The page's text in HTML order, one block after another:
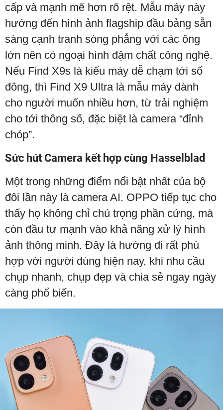
cấp và mạnh mẽ hơn rõ rệt. Mẫu máy này
hướng đến hình ảnh flagship đầu bảng sẵn
sàng cạnh tranh sòng phẳng với các ông
lớn nên có ngoại hình đậm chất công nghệ.
Nếu Find X9s là kiểu máy dễ chạm tới số
đông, thì Find X9 Ultra là mẫu máy dành
cho người muốn nhiều hơn, từ trải nghiệm
cho tới thông số, đặc biệt là camera “đỉnh
chóp”.
Sức hút Camera kết hợp cùng Hasselblad
Một trong những điểm nổi bật nhất của bộ
đôi lần này là camera AI. OPPO tiếp tục cho
thấy họ không chỉ chú trọng phần cứng, mà
còn đầu tư mạnh vào khả năng xử lý hình
ảnh thông minh. Đây là hướng đi rất phù
hợp với người dùng hiện nay, khi nhu cầu
chụp nhanh, chụp đẹp và chia sẻ ngay ngày
càng phổ biến.